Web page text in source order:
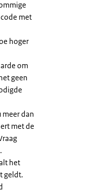
met
hoger
om
geen
meer dan
met de
het
geldt.